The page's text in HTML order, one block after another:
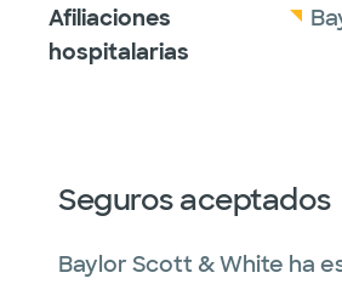
Afiliaciones
hospitalarias
Seguros aceptados
Baylor Scott & White ha